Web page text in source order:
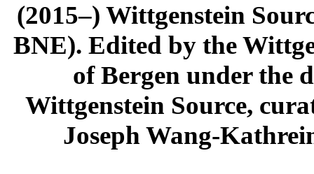
(2015–) Wittgenstein
BNE). Edited by the
of Bergen under the
Wittgenstein Source,
Joseph Wang-